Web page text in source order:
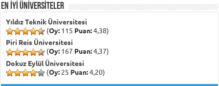
EN İYİ ÜNİVERSİTELER
Yıldız Teknik Üniversitesi
(Oy: 115 Puan:4,38)
Piri Reis Üniversitesi
(Oy: 167 Puan:4,37)
Dokuz Eylül Üniversitesi
(Oy: 25 Puan:4,20)